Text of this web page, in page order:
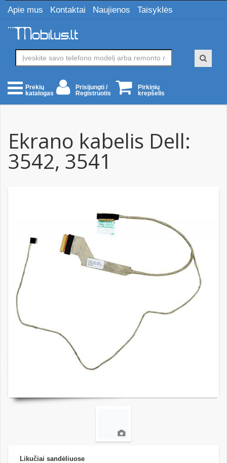
Apie mus Kontaktai Naujienos Taisyklės
Prekių
katalogas
Prisijungti /
Registruotis
Pirkinių
krepšelis
Ekrano kabelis Dell:
3542, 3541
Likučiai sandėliuose